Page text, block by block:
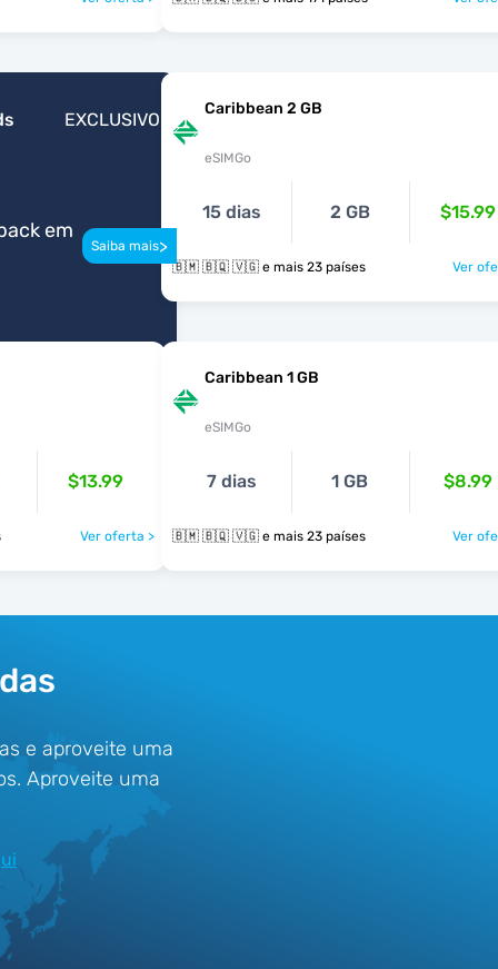
EXCLUSIVO
em
Saiba mais>
Caribbean 2 GB
eSIMGo
15 dias 2 GB $15.99
🇧🇲 🇧🇶 🇻🇬 e mais 23 países Ver
$13.99
Ver oferta >
Caribbean 1 GB
eSIMGo
7 dias 1 GB $8.99
🇧🇲 🇧🇶 🇻🇬 e mais 23 países Ver
e aproveite uma
Aproveite uma